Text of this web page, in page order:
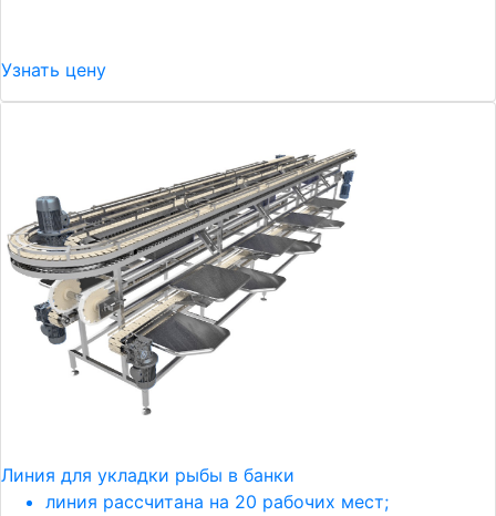
Узнать цену
Линия для укладки рыбы в банки
линия рассчитана на 20 рабочих мест;